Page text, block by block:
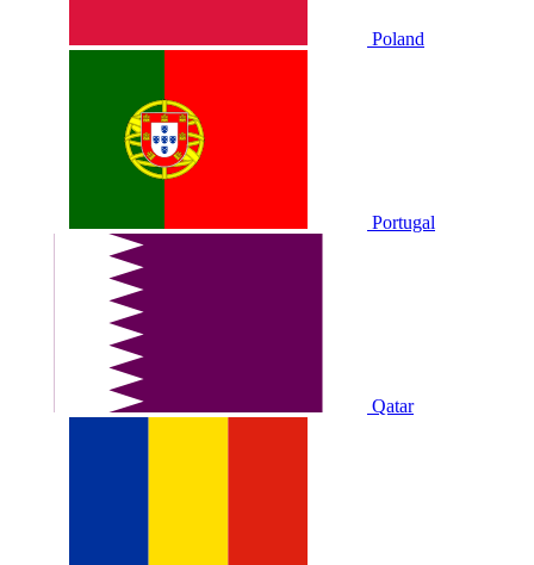
Poland
Portugal
Qatar